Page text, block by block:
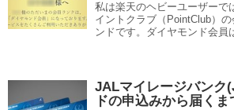
私は楽天のヘビーユーザーで
イントクラブ（PointClub）
ンドです。ダイヤモンド会員
JALマイレージバンク
ドの申込みから届く